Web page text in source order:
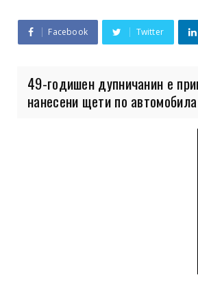
Facebook Twitter
49-годишен дупничанин е
нанесени щети по